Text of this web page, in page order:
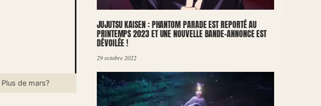
de mars?
JUJUTSU KAISEN : PHANTOM PARADE EST REPORTÉ AU
PRINTEMPS 2023 ET UNE NOUVELLE BANDE-ANNONCE EST
DÉVOILÉE !
29 octobre 2022